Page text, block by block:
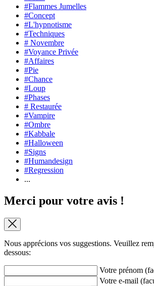
#Flammes Jumelles
#Concept
#L'hypnotisme
#Techniques
# Novembre
#Voyance Privée
#Affaires
#Pie
#Chance
#Loup
#Phases
# Restaurée
#Vampire
#Ombre
#Kabbale
#Halloween
#Signs
#Humandesign
#Regression
...
Merci pour votre avis !
Nous apprécions vos suggestions. Veuillez
dessous:
Votre prénom
Votre e-mail